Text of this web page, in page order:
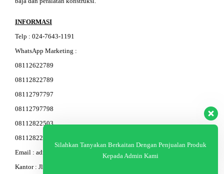
INFORMASI
Telp : 024-7643-11 91
WhatsApp Marketing :
08112622789
08112822789
08112797797
08112797798
08112822503
08112822603
Email : admin@am-baja.com
Kantor : Jl. Gatot Subroto 7b Semarang.
Silahkan Tanyakan Berkaitan Dengan Penjualan Produk
Kepada Admin Kami